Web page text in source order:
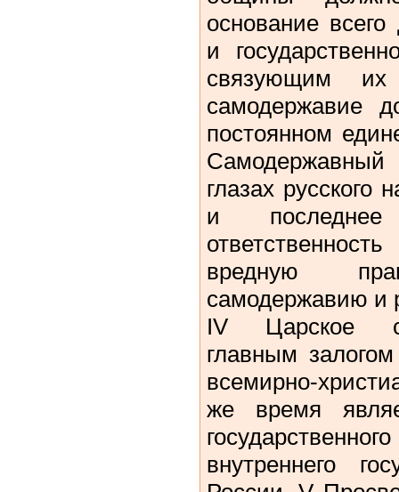
основание всего
и
связующим
самодержавие
постоянном
глазах русского
и
вредную
самодержавию и
IV Царское
главным
всемирно-
же время
внутреннего